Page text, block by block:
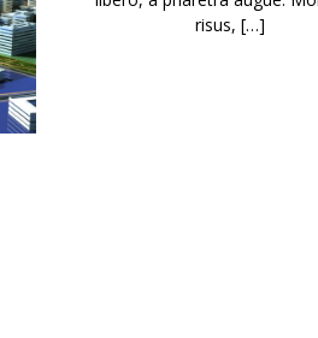
risus, […]